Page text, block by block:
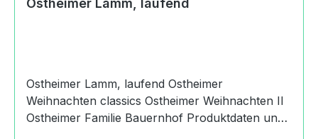
Ostheimer Lamm, laufend
Ostheimer Lamm, laufend Ostheimer
Weihnachten classics Ostheimer Weihnachten II
Ostheimer Familie Bauernhof Produktdaten und